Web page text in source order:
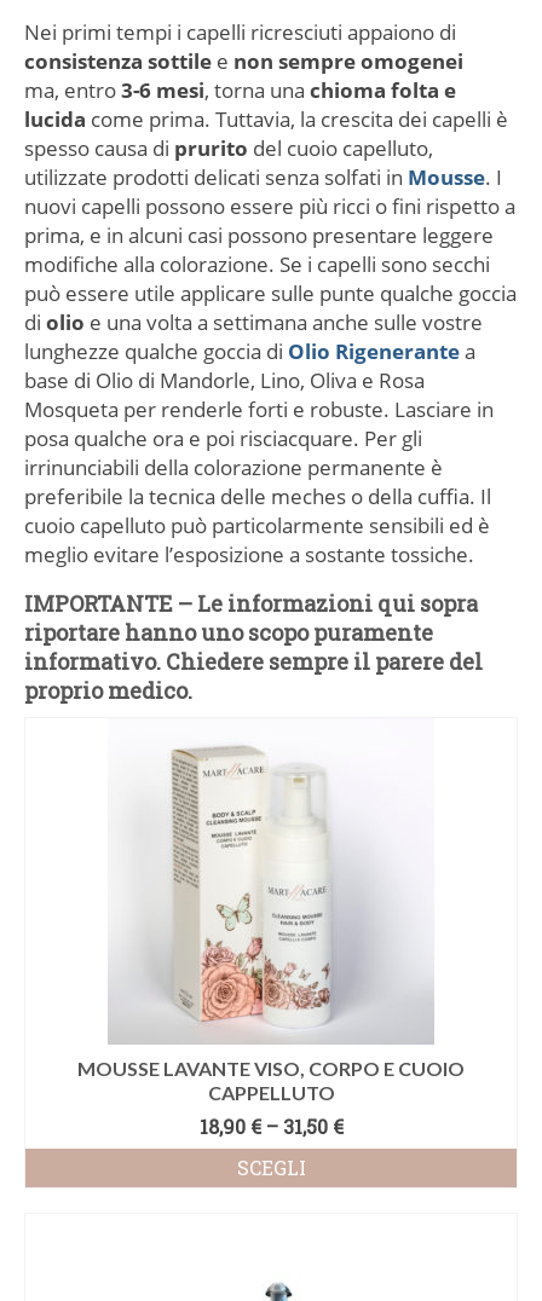
Nei primi tempi i capelli ricresciuti appaiono di
consistenza sottile e non sempre omogenei
ma, entro3-6 mesi, torna una chioma folta e
lucida come prima. Tuttavia, la crescita dei capelli è
spesso causa di prurito del cuoio capelluto,
utilizzate prodotti delicati senza solfati in Mousse. I
nuovi capelli possono essere più ricci o fini rispetto a
prima, e in alcuni casi possono presentare leggere
modifiche alla colorazione. Se i capelli sono secchi
può essere utile applicare sulle punte qualche goccia
di olio e una volta a settimana anche sulle vostre
lunghezze qualche goccia di Olio Rigenerantea
base di Olio di Mandorle, Lino, Oliva e Rosa
Mosqueta per renderle forti e robuste. Lasciare in
posa qualche ora e poi risciacquare. Per gli
irrinunciabili della colorazione permanente è
preferibile la tecnica delle meches o della cuffia. Il
cuoio capelluto può particolarmente sensibili ed è
meglio evitare l’esposizione a sostante tossiche.
IMPORTANTE – Le informazioni qui sopra
riportare hanno uno scopo puramente
informativo. Chiedere sempre il parere del
proprio medico.
MOUSSE LAVANTE VISO, CORPO E CUOIO
CAPPELLUTO
18,90 €– 31,50 €
SCEGLI
più